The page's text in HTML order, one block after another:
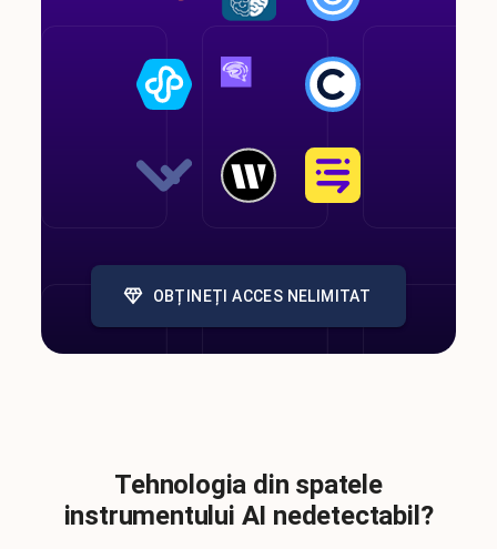
OBȚINEȚI ACCES NELIMITAT
Tehnologia din spatele
instrumentului AI nedetectabil?